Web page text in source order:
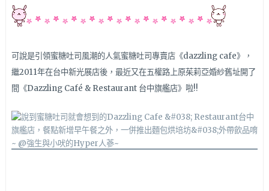
可說是引領蜜糖吐司風潮的人氣蜜糖吐司專賣店《dazzling cafe》，
繼2011年在台中新光展店後，最近又在五權路上原茱莉亞婚紗舊址開了
間《Dazzling Café & Restaurant 台中旗艦店》啦!!